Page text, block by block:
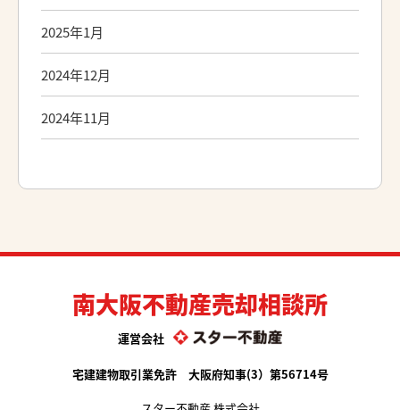
2025年1月
2024年12月
2024年11月
南大阪不動産売却相談所
運営会社
宅建建物取引業免許 大阪府知事(3）第56714号